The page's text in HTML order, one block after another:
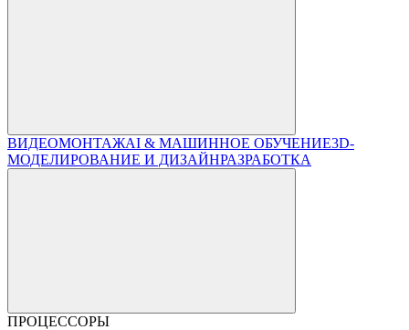
ВИДЕОМОНТАЖAI & МАШИННОЕ ОБУЧЕНИЕ3D-
МОДЕЛИРОВАНИЕ И ДИЗАЙНРАЗРАБОТКА
ПРОЦЕССОРЫ